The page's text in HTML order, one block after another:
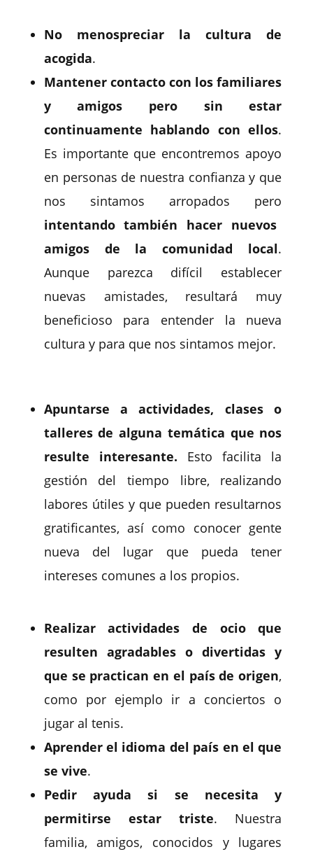
No menospreciar la cultura de
acogida.
Mantener contacto con los familiares
y amigos pero sin estar
continuamente hablando con ellos.
Es importante que encontremos apoyo
en personas de nuestra confianza y que
nos sintamos arropados pero
intentando también hacer nuevos
amigos de la comunidad local.
Aunque parezca difícil establecer
nuevas amistades, resultará muy
beneficioso para entender la nueva
cultura y para que nos sintamos mejor.
Apuntarse a actividades, clases o
talleres de alguna temática que nos
resulte interesante. Esto facilita la
gestión del tiempo libre, realizando
labores útiles y que pueden resultarnos
gratificantes, así como conocer gente
nueva del lugar que pueda tener
intereses comunes a los propios.
Realizar actividades de ocio
que
resulten agradables o divertidas y
que se practican en el país de origen,
como por ejemplo ir a conciertos o
jugar al tenis.
Aprender el idioma del país en el que
se vive.
Pedir ayuda
si se necesita y
permitirse estar triste. Nuestra
familia, amigos, conocidos y lugares